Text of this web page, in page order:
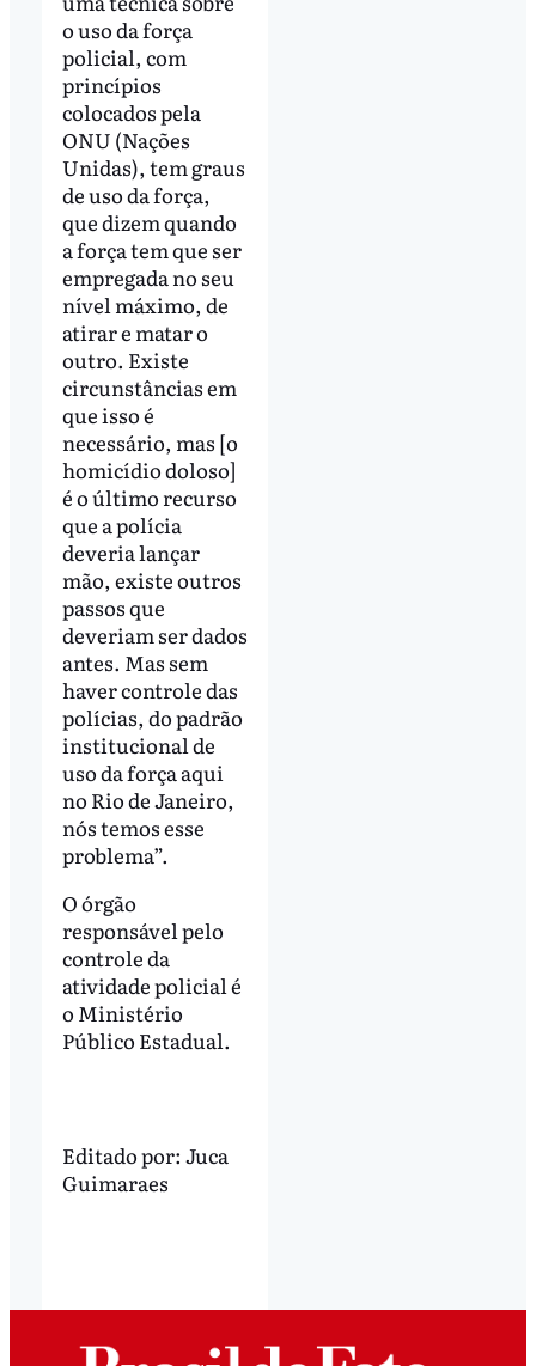
o uso da força
policial, com
princípios
colocados pela
ONU (Nações
Unidas), tem graus
de uso da força,
que dizem quando
a força tem que ser
empregada no seu
nível máximo, de
atirar e matar o
outro. Existe
circunstâncias em
que isso é
necessário, mas [o
homicídio doloso]
é o último recurso
que a polícia
deveria lançar
mão, existe outros
passos que
deveriam ser dados
antes. Mas sem
haver controle das
polícias, do padrão
institucional de
uso da força aqui
no Rio de Janeiro,
nós temos esse
problema”.
O órgão
responsável pelo
controle da
atividade policial é
o Ministério
Público Estadual.
Editado por: Juca
Guimaraes